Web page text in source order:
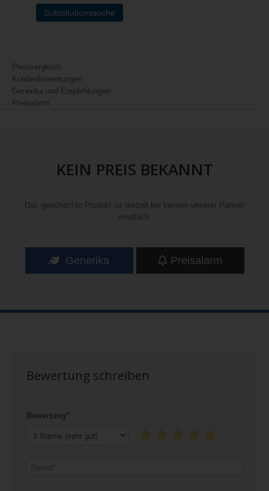
Substitutionssuche
Preisvergleich
Kundenbewertungen
Generika und Empfehlungen
Preisalarm
KEIN PREIS BEKANNT
Das gewünschte Produkt ist derzeit bei keinem unserer Partner
erhältlich.
Generika Preisalarm
Bewertung schreiben
Bewertung*